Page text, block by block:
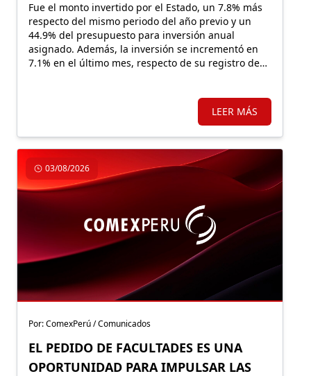
Fue el monto invertido por el Estado, un 7.8% más
respecto del mismo periodo del año previo y un
44.9% del presupuesto para inversión anual
asignado. Además, la inversión se incrementó en
7.1% en el último mes, respecto de su registro de
LEER MÁS
03/08/2026
Por: ComexPerú / Comunicados
EL PEDIDO DE FACULTADES ES UNA
OPORTUNIDAD PARA IMPULSAR LAS